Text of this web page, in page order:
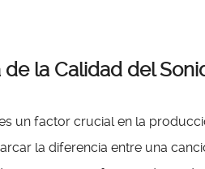
la Calidad del
un factor crucial en la
la diferencia entre una